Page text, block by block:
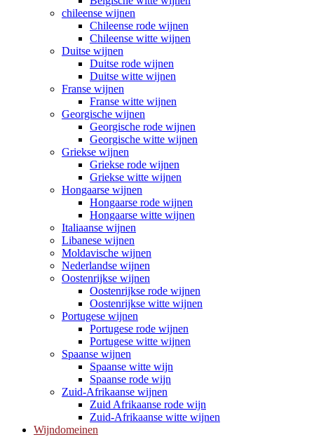
chileense wijnen
Chileense rode wijnen
Chileense witte wijnen
Duitse wijnen
Duitse rode wijnen
Duitse witte wijnen
Franse wijnen
Franse witte wijnen
Georgische wijnen
Georgische rode wijnen
Georgische witte wijnen
Griekse wijnen
Griekse rode wijnen
Griekse witte wijnen
Hongaarse wijnen
Hongaarse rode wijnen
Hongaarse witte wijnen
Italiaanse wijnen
Libanese wijnen
Moldavische wijnen
Nederlandse wijnen
Oostenrijkse wijnen
Oostenrijkse rode wijnen
Oostenrijkse witte wijnen
Portugese wijnen
Portugese rode wijnen
Portugese witte wijnen
Spaanse wijnen
Spaanse witte wijn
Spaanse rode wijn
Zuid-Afrikaanse wijnen
Zuid Afrikaanse rode wijn
Zuid-Afrikaanse witte wijnen
Wijndomeinen